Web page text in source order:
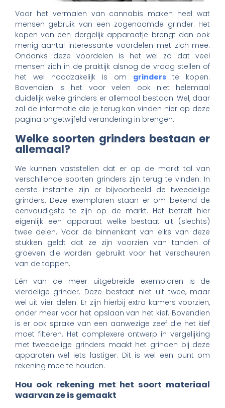
Voor het vermalen van cannabis maken heel wat
mensen gebruik van een zogenaamde grinder. Het
kopen van een dergelijk apparaatje brengt dan ook
menig aantal interessante voordelen met zich mee.
Ondanks deze voordelen is het wel zo dat veel
mensen zich in de praktijk alsnog de vraag stellen of
het wel noodzakelijk is om grinders
te kopen.
Bovendien is het voor velen ook niet helemaal
duidelijk welke grinders er allemaal bestaan. Wel, daar
zal de informatie die je terug kan vinden hier op deze
pagina ongetwijfeld verandering in brengen.
Welke soorten grinders bestaan er
allemaal?
We kunnen vaststellen dat er op de markt tal van
verschillende soorten grinders zijn terug te vinden. In
eerste instantie zijn er bijvoorbeeld de tweedelige
grinders. Deze exemplaren staan er om bekend de
eenvoudigste te zijn op de markt. Het betreft hier
eigenlijk een apparaat welke bestaat uit (slechts)
twee delen. Voor de binnenkant van elks van deze
stukken geldt dat ze zijn voorzien van tanden of
groeven die worden gebruikt voor het verscheuren
van de toppen.
Eén van de meer uitgebreide exemplaren is de
vierdelige grinder. Deze bestaat niet uit twee, maar
wel uit vier delen. Er zijn hierbij extra kamers voorzien,
onder meer voor het opslaan van het kief. Bovendien
is er ook sprake van een aanwezige zeef die het kief
moet filteren. Het complexere ontwerp in vergelijking
met tweedelige grinders maakt het grinden bij deze
apparaten wel iets lastiger. Dit is wel een punt om
rekening mee te houden.
Hou ook rekening met het soort materiaal
waarvan ze is gemaakt